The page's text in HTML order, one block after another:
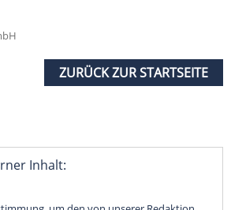
ZURÜCK ZUR STARTSEITE
Inhalt: